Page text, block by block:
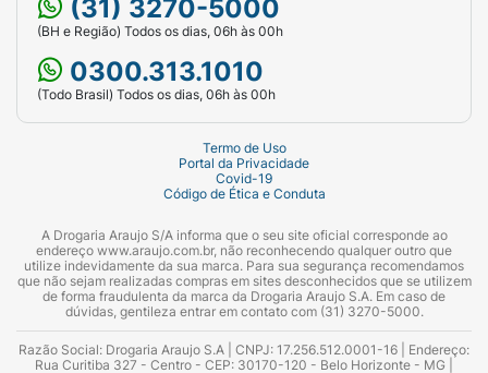
(31) 3270-5000
(BH e Região) Todos os dias, 06h às 00h
0300.313.1010
(Todo Brasil) Todos os dias, 06h às 00h
Termo de Uso
Portal da Privacidade
Covid-19
Código de Ética e Conduta
A Drogaria Araujo S/A informa que o seu site oficial corresponde ao
endereço www.araujo.com.br, não reconhecendo qualquer outro que
utilize indevidamente da sua marca. Para sua segurança recomendamos
que não sejam realizadas compras em sites desconhecidos que se utilizem
de forma fraudulenta da marca da Drogaria Araujo S.A. Em caso de
dúvidas, gentileza entrar em contato com (31) 3270-5000.
Razão Social: Drogaria Araujo S.A | CNPJ: 17.256.512.0001-16 | Endereço:
Rua Curitiba 327 - Centro - CEP: 30170-120 - Belo Horizonte - MG |